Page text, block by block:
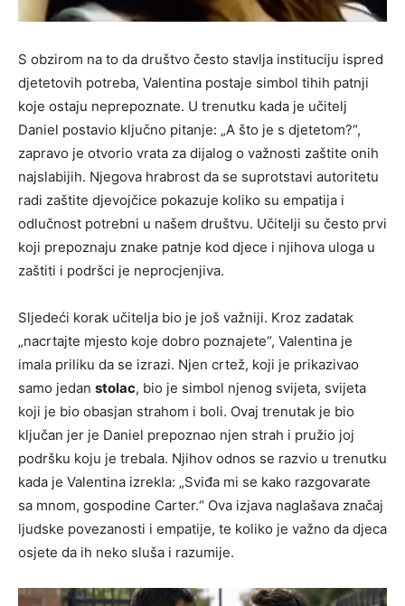
S obzirom na to da društvo često stavlja instituciju ispred
djetetovih potreba, Valentina postaje simbol tihih patnji
koje ostaju neprepoznate. U trenutku kada je učitelj
Daniel postavio ključno pitanje: „A što je s djetetom?“,
zapravo je otvorio vrata za dijalog o važnosti zaštite onih
najslabijih. Njegova hrabrost da se suprotstavi autoritetu
radi zaštite djevojčice pokazuje koliko su empatija i
odlučnost potrebni u našem društvu. Učitelji su često prvi
koji prepoznaju znake patnje kod djece i njihova uloga u
zaštiti i podršci je neprocjenjiva.
Sljedeći korak učitelja bio je još važniji. Kroz zadatak
„nacrtajte mjesto koje dobro poznajete“, Valentina je
imala priliku da se izrazi. Njen crtež, koji je prikazivao
samo jedan stolac, bio je simbol njenog svijeta, svijeta
koji je bio obasjan strahom i boli. Ovaj trenutak je bio
ključan jer je Daniel prepoznao njen strah i pružio joj
podršku koju je trebala. Njihov odnos se razvio u trenutku
kada je Valentina izrekla: „Sviđa mi se kako razgovarate
sa mnom, gospodine Carter.“ Ova izjava naglašava značaj
ljudske povezanosti i empatije, te koliko je važno da djeca
osjete da ih neko sluša i razumije.